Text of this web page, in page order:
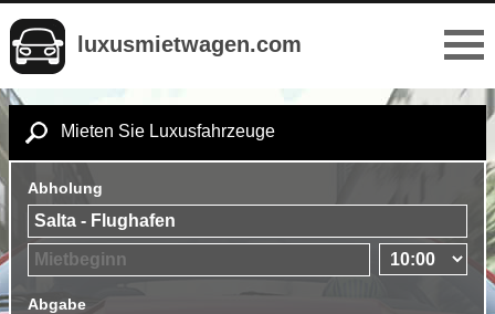
luxusmietwagen.com
Mieten Sie Luxusfahrzeuge
Abholung
Abgabe